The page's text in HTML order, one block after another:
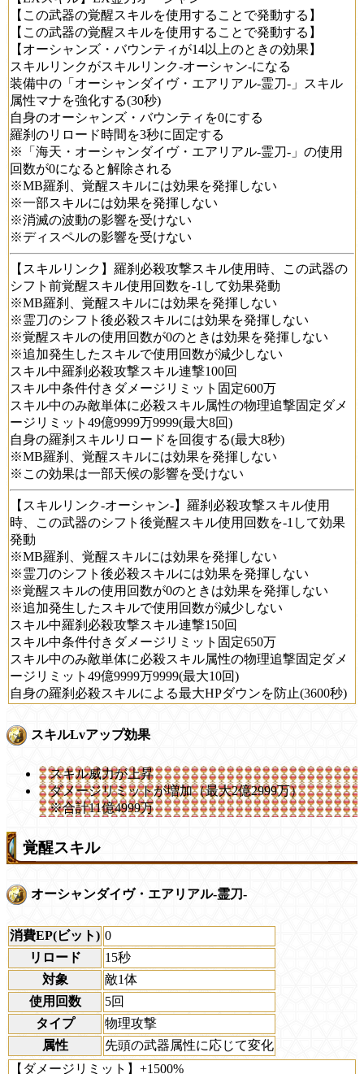
【この武器の覚醒スキルを使用することで発動する】
【この武器の覚醒スキルを使用することで発動する】
【オーシャンズ・バウンティが14以上のときの効果】
スキルリンクがスキルリンク-オーシャン-になる
装備中の「オーシャンダイヴ・エアリアル-霊刀-」スキル
属性マナを強化する(30秒)
自身のオーシャンズ・バウンティを0にする
羅刹のリロード時間を3秒に固定する
※「海天・オーシャンダイヴ・エアリアル-霊刀-」の使用
回数が0になると解除される
※MB羅刹、覚醒スキルには効果を発揮しない
※一部スキルには効果を発揮しない
※消滅の波動の影響を受けない
※ディスペルの影響を受けない
【スキルリンク】羅刹必殺攻撃スキル使用時、この武器の
シフト前覚醒スキル使用回数を-1して効果発動
※MB羅刹、覚醒スキルには効果を発揮しない
※霊刀のシフト後必殺スキルには効果を発揮しない
※覚醒スキルの使用回数が0のときは効果を発揮しない
※追加発生したスキルで使用回数が減少しない
スキル中羅刹必殺攻撃スキル連撃100回
スキル中条件付きダメージリミット固定600万
スキル中のみ敵単体に必殺スキル属性の物理追撃固定ダメ
ージリミット49億9999万9999(最大8回)
自身の羅刹スキルリロードを回復する(最大8秒)
※MB羅刹、覚醒スキルには効果を発揮しない
※この効果は一部天候の影響を受けない
【スキルリンク-オーシャン-】羅刹必殺攻撃スキル使用
時、この武器のシフト後覚醒スキル使用回数を-1して効果
発動
※MB羅刹、覚醒スキルには効果を発揮しない
※霊刀のシフト後必殺スキルには効果を発揮しない
※覚醒スキルの使用回数が0のときは効果を発揮しない
※追加発生したスキルで使用回数が減少しない
スキル中羅刹必殺攻撃スキル連撃150回
スキル中条件付きダメージリミット固定650万
スキル中のみ敵単体に必殺スキル属性の物理追撃固定ダメ
ージリミット49億9999万9999(最大10回)
自身の羅刹必殺スキルによる最大HPダウンを防止(3600秒)
スキルLvアップ効果
スキル威力が上昇
ダメージリミットが増加（最大2億2999万）
※合計11億4999万
覚醒スキル
オーシャンダイヴ・エアリアル-霊刀-
消費EP(ビット) 0
リロード
15秒
対象
敵1体
使用回数
5回
タイプ
物理攻撃
属性
先頭の武器属性に応じて変化
【ダメージリミット】+1500%